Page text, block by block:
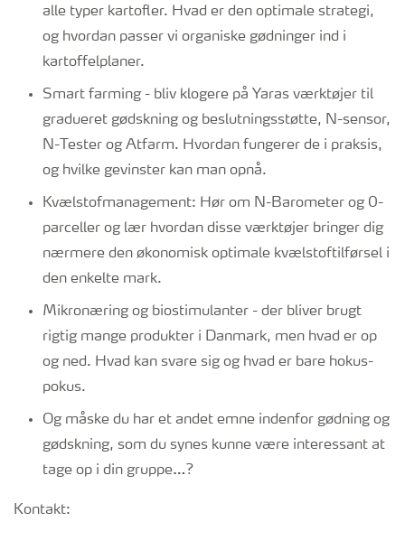
alle typer kartofler. Hvad er den optimale strategi,
og hvordan passer vi organiske gødninger ind i
kartoffelplaner.
Smart farming - bliv klogere på Yaras værktøjer til
gradueret gødskning og beslutningsstøtte, N-sensor,
N-Tester og Atfarm. Hvordan fungerer de i praksis,
og hvilke gevinster kan man opnå.
Kvælstofmanagement: Hør om N-Barometer og 0-
parceller og lær hvordan disse værktøjer bringer dig
nærmere den økonomisk optimale kvælstoftilførsel i
den enkelte mark.
Mikronæring og biostimulanter - der bliver brugt
rigtig mange produkter i Danmark, men hvad er op
og ned. Hvad kan svare sig og hvad er bare hokus-
pokus.
Og måske du har et andet emne indenfor gødning og
gødskning, som du synes kunne være interessant at
tage op i din gruppe…?
Kontakt: